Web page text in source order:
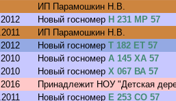
ИП Парамошкин Н.В.
Новый госномер Н 231 МР 57
ИП Парамошкин Н.В.
Новый госномер Т 182 ЕТ 57
Новый госномер А 145 ХА 57
Новый госномер Х 067 ВА 57
Принадлежит НОУ "Детская
Новый госномер Е 253 СО 57